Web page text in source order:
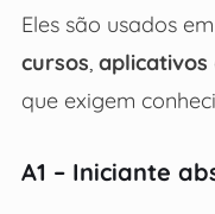
Eles são usados em
cursos aplicativos
que exigem
A1 – Iniciante